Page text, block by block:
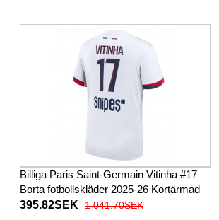
Billiga Paris Saint-Germain Vitinha #17
Borta fotbollskläder 2025-26 Kortärmad
395.82SEK
1 041.70SEK